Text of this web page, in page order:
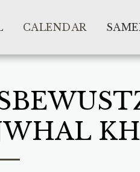
CALENDAR